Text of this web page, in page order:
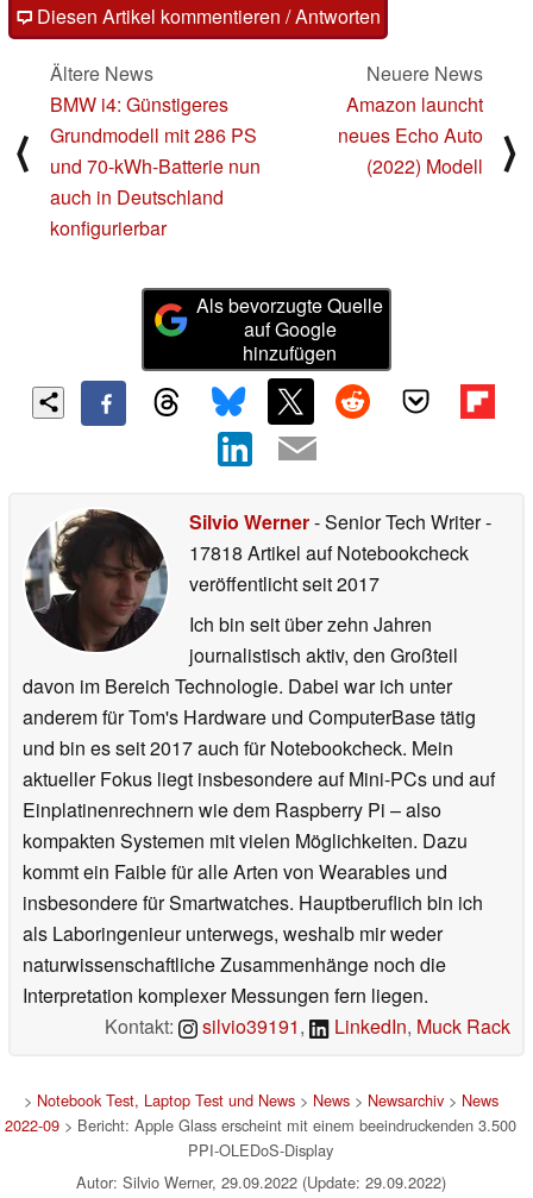
Diesen Artikel kommentieren / Antworten
⟨
Ältere News
BMW i4: Günstigeres
Grundmodell mit 286 PS
und 70-kWh-Batterie nun
auch in Deutschland
konfigurierbar
Neuere News
Amazon launcht
neues Echo Auto
(2022) Modell
⟩
Als bevorzugte Quelle
auf Google
hinzufügen
Silvio Werner- Senior Tech Writer-
17818 Artikel auf Notebookcheck
veröffentlichtseit 2017
Ich bin seit über zehn Jahren
journalistisch aktiv, den Großteil
davon im Bereich Technologie. Dabei war ich unter
anderem für Tom's Hardware und ComputerBase tätig
und bin es seit 2017 auch für Notebookcheck. Mein
aktueller Fokus liegt insbesondere auf Mini-PCs und auf
Einplatinenrechnern wie dem Raspberry Pi – also
kompakten Systemen mit vielen Möglichkeiten. Dazu
kommt ein Faible für alle Arten von Wearables und
insbesondere für Smartwatches. Hauptberuflich bin ich
als Laboringenieur unterwegs, weshalb mir weder
naturwissenschaftliche Zusammenhänge noch die
Interpretation komplexer Messungen fern liegen.
Kontakt:
silvio39191, LinkedIn, Muck Rack
> Notebook Test, Laptop Test und News> News> Newsarchiv> News
2022-09 > Bericht: Apple Glass erscheint mit einem beeindruckenden 3.500
PPI-OLEDoS-Display
Autor: Silvio Werner, 29.09.2022 (Update: 29.09.2022)